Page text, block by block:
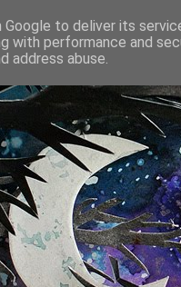
to deliver its
with performance and
address abuse.